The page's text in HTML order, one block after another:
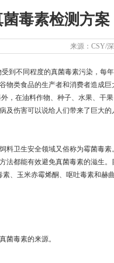
毒素检测方案
来源：CSY/
到不同程度的真菌毒素污染，每
物类食品的生产者和消费者造成
，在油料作物、种子、水果、干
伤害可以说给人们带来了巨大的
料卫生安全领域又俗称为霉菌毒
都能有效避免真菌毒素的滋生。
、玉米赤霉烯酮、呕吐毒素和赫曲
菌毒素的来源。